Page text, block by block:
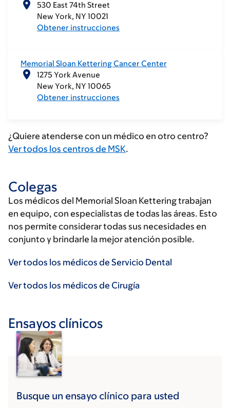
530 East 74th Street
New York NY 10021
Obtener instrucciones
Memorial Sloan Kettering Cancer Center
1275 York Avenue
New York NY 10065
Obtener instrucciones
¿Quiere atenderse con un médico en otro centro?
Ver todos los centros de MSK.
Colegas
Los médicos del Memorial Sloan Kettering trabajan
en equipo, con especialistas de todas las áreas. Esto
nos permite considerar todas sus necesidades en
conjunto y brindarle la mejor atención posible.
Ver todos los médicos de Servicio Dental
Ver todos los médicos de Cirugía
Ensayos clínicos
Busque un ensayo clínico para usted